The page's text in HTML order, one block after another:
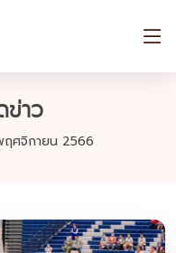
ข่าว
ศจิกายน 2566